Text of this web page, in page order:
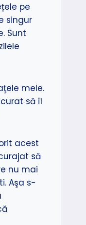
pe
singur
Sunt
mele.
să îl
acest
să
nu mai
Aşa s-